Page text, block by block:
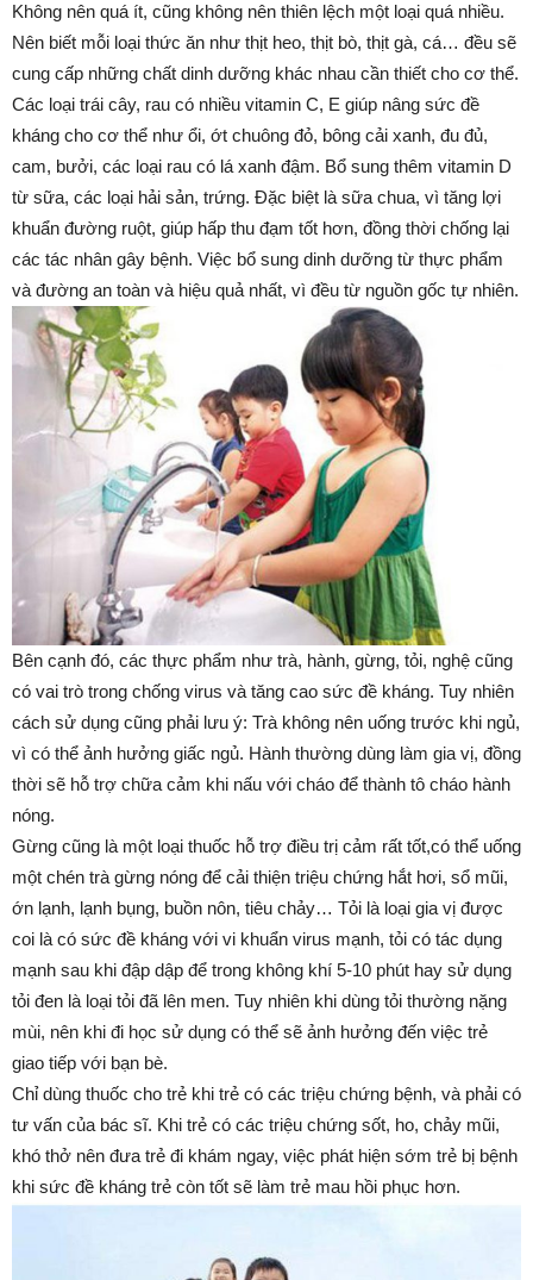
Không nên quá ít, cũng không nên thiên lệch một loại quá nhiều.
Nên biết mỗi loại thức ăn như thịt heo, thịt bò, thịt gà, cá… đều sẽ
cung cấp những chất dinh dưỡng khác nhau cần thiết cho cơ thể.
Các loại trái cây, rau có nhiều vitamin C, E giúp nâng sức đề
kháng cho cơ thể như ổi, ớt chuông đỏ, bông cải xanh, đu đủ,
cam, bưởi, các loại rau có lá xanh đậm. Bổ sung thêm vitamin D
từ sữa, các loại hải sản, trứng. Đặc biệt là sữa chua, vì tăng lợi
khuẩn đường ruột, giúp hấp thu đạm tốt hơn, đồng thời chống lại
các tác nhân gây bệnh. Việc bổ sung dinh dưỡng từ thực phẩm
và đường an toàn và hiệu quả nhất, vì đều từ nguồn gốc tự nhiên.
Bên cạnh đó, các thực phẩm như trà, hành, gừng, tỏi, nghệ cũng
có vai trò trong chống virus và tăng cao sức đề kháng. Tuy nhiên
cách sử dụng cũng phải lưu ý: Trà không nên uống trước khi ngủ,
vì có thể ảnh hưởng giấc ngủ. Hành thường dùng làm gia vị, đồng
thời sẽ hỗ trợ chữa cảm khi nấu với cháo để thành tô cháo hành
nóng.
Gừng cũng là một loại thuốc hỗ trợ điều trị cảm rất tốt,có thể uống
một chén trà gừng nóng để cải thiện triệu chứng hắt hơi, sổ mũi,
ớn lạnh, lạnh bụng, buồn nôn, tiêu chảy… Tỏi là loại gia vị được
coi là có sức đề kháng với vi khuẩn virus mạnh, tỏi có tác dụng
mạnh sau khi đập dập để trong không khí 5-10 phút hay sử dụng
tỏi đen là loại tỏi đã lên men. Tuy nhiên khi dùng tỏi thường nặng
mùi, nên khi đi học sử dụng có thể sẽ ảnh hưởng đến việc trẻ
giao tiếp với bạn bè.
Chỉ dùng thuốc cho trẻ khi trẻ có các triệu chứng bệnh, và phải có
tư vấn của bác sĩ. Khi trẻ có các triệu chứng sốt, ho, chảy mũi,
khó thở nên đưa trẻ đi khám ngay, việc phát hiện sớm trẻ bị bệnh
khi sức đề kháng trẻ còn tốt sẽ làm trẻ mau hồi phục hơn.